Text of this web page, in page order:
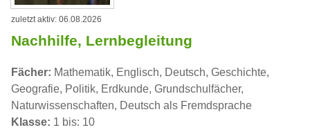
zuletzt aktiv: 06.08.2026
Nachhilfe, Lernbegleitung
Fächer: Mathematik, Englisch, Deutsch, Geschichte,
Geografie, Politik, Erdkunde, Grundschulfächer,
Naturwissenschaften, Deutsch als Fremdsprache
Klasse: 1 bis: 10